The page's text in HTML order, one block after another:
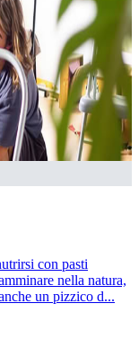
accompagnarti in
agli strati più
un percorso
con pasti
nella natura,
un pizzico d...